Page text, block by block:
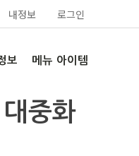
내정보 로그인
보 메뉴 아이템
중화